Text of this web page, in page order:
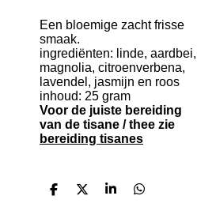
Een bloemige zacht frisse
smaak.
ingrediënten: linde, aardbei,
magnolia, citroenverbena,
lavendel, jasmijn en roos
inhoud: 25 gram
Voor de juiste bereiding
van de tisane / thee zie
bereiding tisanes
D
D
S
D